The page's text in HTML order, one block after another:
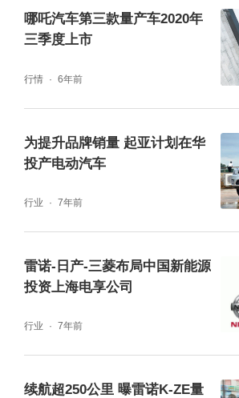
哪吒汽车第三款量产车2020年
三季度上市
行情 6年前
为提升品牌销量 起亚计划在华
投产电动汽车
行业 7年前
雷诺-日产-三菱布局中国新能源
投资上海电享公司
行业 7年前
续航超250公里 曝雷诺K-ZE量